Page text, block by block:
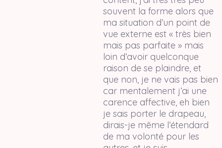
souvent la forme alors que
ma situation d’un point de
vue externe est « très bien
mais pas parfaite » mais
loin d’avoir quelconque
raison de se plaindre, et
que non, je ne vais pas bien
car mentalement j’ai une
carence affective, eh bien
je sais porter le drapeau,
dirais-je même l’étendard
de ma volonté pour les